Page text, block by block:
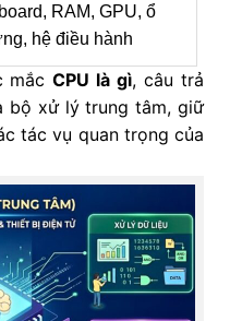
RAM, GPU, ổ
hệ điều hành
mắcCPU là gì, câu trả
bộ xử lý trung tâm, giữ
tác vụ quan trọng của